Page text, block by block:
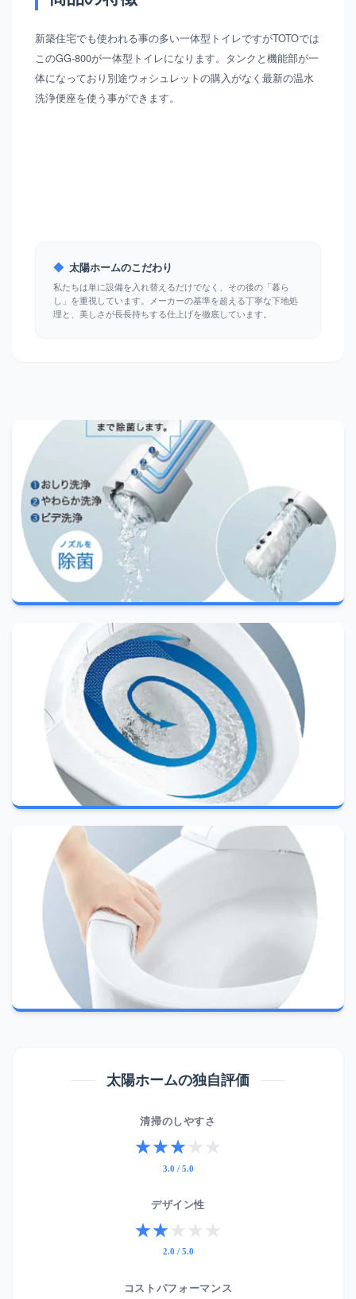
新築住宅でも使われる事の多い一体型トイレですがTOTOでは
このGG-800が一体型トイレになります。タンクと機能部が一
体になっており別途ウォシュレットの購入がなく最新の温水
洗浄便座を使う事ができます。
◆ 太陽ホームのこだわり
私たちは単に設備を入れ替えるだけでなく、その後の「暮ら
し」を重視しています。メーカーの基準を超える丁寧な下地処
理と、美しさが長長持ちする仕上げを徹底しています。
太陽ホームの独自評価
清掃のしやすさ
★★★★ ★
3.0 / 5.0
デザイン性
★★★ ★ ★
2.0 / 5.0
コストパフォーマンス